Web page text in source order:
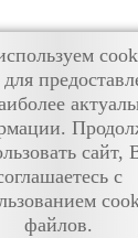
сайт,
с
файлов.